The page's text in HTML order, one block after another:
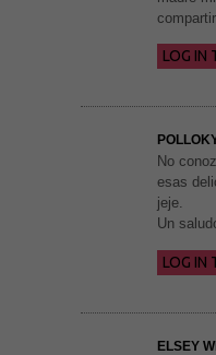
LOG IN
No
esas
jeje.
Un
LOG IN
ELSEY